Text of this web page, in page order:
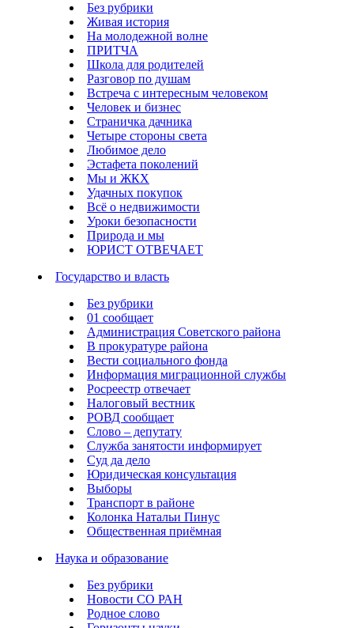
Без рубрики
Живая история
На молодежной волне
ПРИТЧА
Школа для родителей
Разговор по душам
Встреча с интересным человеком
Человек и бизнес
Страничка дачника
Четыре стороны света
Любимое дело
Эстафета поколений
Мы и ЖКХ
Удачных покупок
Всё о недвижимости
Уроки безопасности
Природа и мы
ЮРИСТ ОТВЕЧАЕТ
Государство и власть
Без рубрики
01 сообщает
Администрация Советского района
В прокуратуре района
Вести социального фонда
Информация миграционной службы
Росреестр отвечает
Налоговый вестник
РОВД сообщает
Слово – депутату
Служба занятости информирует
Суд да дело
Юридическая консультация
Выборы
Транспорт в районе
Колонка Натальи Пинус
Общественная приёмная
Наука и образование
Без рубрики
Новости СО РАН
Родное слово